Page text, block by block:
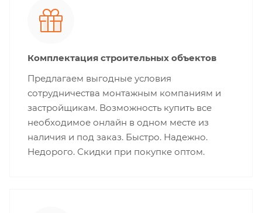
Комплектация строительных объектов
Предлагаем выгодные условия
сотрудничества монтажным компаниям и
застройщикам. Возможность купить все
необходимое онлайн в одном месте из
наличия и под заказ. Быстро. Надежно.
Недорого. Скидки при покупке оптом.